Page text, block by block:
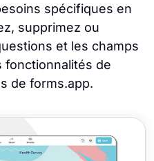
spécifiques en
supprimez ou
et les champs
fonctionnalités de
de forms.app.